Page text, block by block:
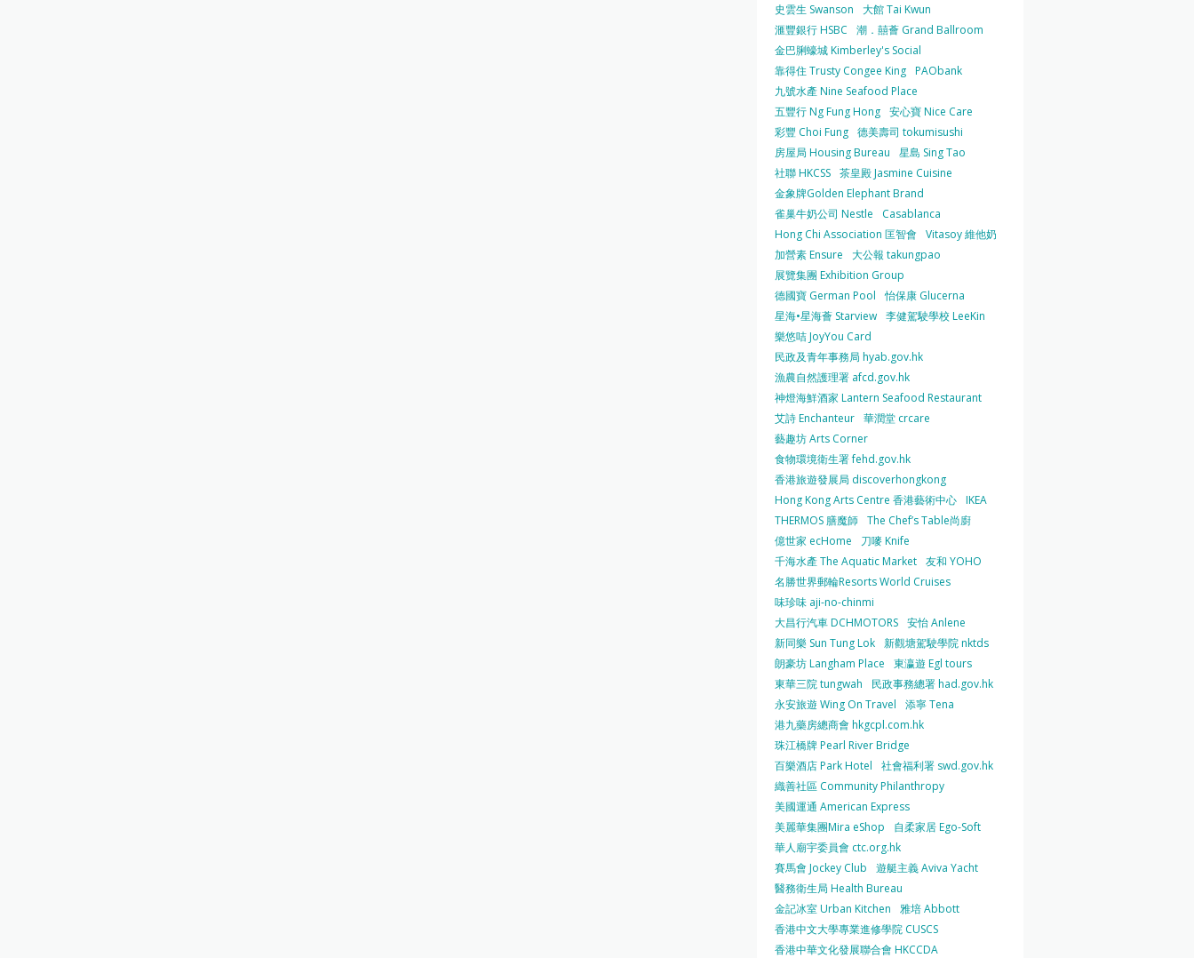
史雲生 Swanson
大館 Tai Kwun
滙豐銀行 HSBC
潮．囍薈 Grand Ballroom
金巴脷蠔城 Kimberley's Social
靠得住 Trusty Congee King PAObank
九號水產 Nine Seafood Place
五豐行 Ng Fung Hong 安心寶 Nice Care
彩豐 Choi Fung 德美壽司 tokumisushi
房屋局 Housing Bureau
星島 Sing Tao
社聯 HKCSS 茶皇殿 Jasmine Cuisine
金象牌Golden Elephant Brand
雀巢牛奶公司 Nestle
Casablanca
Hong Chi Association 匡智會
Vitasoy 維他奶
加營素 Ensure
大公報 takungpao
展覽集團 Exhibition Group
德國寶 German Pool
怡保康 Glucerna
星海•星海薈 Starview 李健駕駛學校 LeeKin
樂悠咭 JoyYou Card
民政及青年事務局 hyab.gov.hk
漁農自然護理署 afcd.gov.hk
神燈海鮮酒家 Lantern Seafood Restaurant
艾詩 Enchanteur 華潤堂 crcare
藝趣坊 Arts Corner
食物環境衛生署 fehd.gov.hk
香港旅遊發展局 discoverhongkong
Hong Kong Arts Centre 香港藝術中心 IKEA
THERMOS 膳魔師 The Chef’s Table尚廚
億世家 ecHome
刀嘜 Knife
千海水產 The Aquatic Market 友和 YOHO
名勝世界郵輪Resorts World Cruises
味珍味 aji-no-chinmi
大昌行汽車 DCHMOTORS 安怡 Anlene
新同樂 Sun Tung Lok 新觀塘駕駛學院 nktds
朗豪坊 Langham Place
東瀛遊 Egl tours
東華三院 tungwah
民政事務總署 had.gov.hk
永安旅遊 Wing On Travel
添寧 Tena
港九藥房總商會 hkgcpl.com.hk
珠江橋牌 Pearl River Bridge
百樂酒店 Park Hotel
社會福利署 swd.gov.hk
織善社區 Community Philanthropy
美國運通 American Express
美麗華集團Mira eShop
自柔家居 Ego-Soft
華人廟宇委員會 ctc.org.hk
賽馬會 Jockey Club
遊艇主義 Aviva Yacht
醫務衛生局 Health Bureau
金記冰室 Urban Kitchen
雅培 Abbott
香港中文大學專業進修學院 CUSCS
香港中華文化發展聯合會 HKCCDA